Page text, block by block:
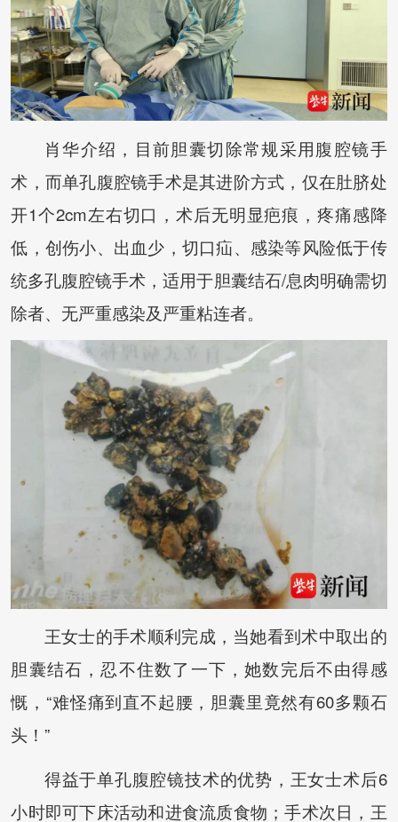
肖华介绍，目前胆囊切除常规采用腹腔镜手
术，而单孔腹腔镜手术是其进阶方式，仅在肚脐处
开1个2cm左右切口，术后无明显疤痕，疼痛感降
低，创伤小、出血少，切口疝、感染等风险低于传
统多孔腹腔镜手术，适用于胆囊结石/息肉明确需切
除者、无严重感染及严重粘连者。
王女士的手术顺利完成，当她看到术中取出的
胆囊结石，忍不住数了一下，她数完后不由得感
慨，“难怪痛到直不起腰，胆囊里竟然有60多颗石
头！”
得益于单孔腹腔镜技术的优势，王女士术后6
小时即可下床活动和进食流质食物；手术次日，王